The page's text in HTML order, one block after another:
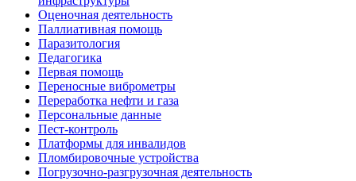
Оценочная деятельность
Паллиативная помощь
Паразитология
Педагогика
Первая помощь
Переносные виброметры
Переработка нефти и газа
Персональные данные
Пест-контроль
Платформы для инвалидов
Пломбировочные устройства
Погрузочно-разгрузочная деятельность